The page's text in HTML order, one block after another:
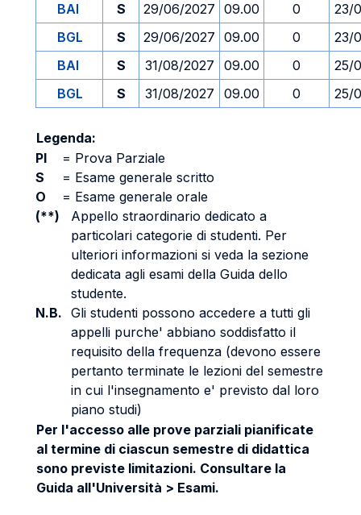
BAI
S 29/06/2027 09.00 0
23/
BGL
S 29/06/2027 09.00 0
23/
BAI
S 31/08/2027 09.00 0
25/
BGL
S 31/08/2027 09.00 0 25/
Legenda:
PI
= Prova Parziale
S
= Esame generale scritto
O
= Esame generale orale
(**)
Appello straordinario dedicato a
particolari categorie di studenti. Per
ulteriori informazioni si veda la sezione
dedicata agli esami della Guida dello
studente.
N.B. Gli studenti possono accedere a tutti gli
appelli purche' abbiano soddisfatto il
requisito della frequenza (devono essere
pertanto terminate le lezioni del semestre
in cui l'insegnamento e' previsto dal loro
piano studi)
Per l'accesso alle prove parziali pianificate
al termine di ciascun semestre di didattica
sono previste limitazioni. Consultare la
Guida all'Università > Esami.